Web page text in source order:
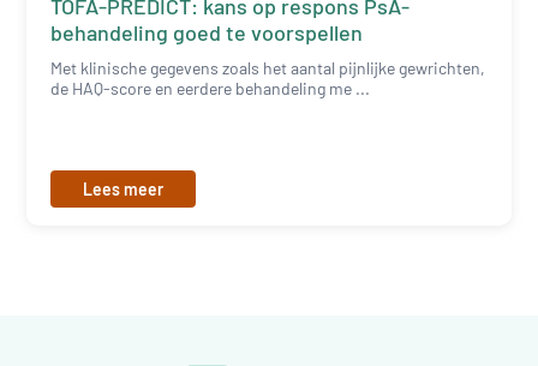
TOFA-PREDICT: kans op respons PsA-
behandeling goed te voorspellen
Met klinische gegevens zoals het aantal pijnlijke gewrichten,
de HAQ-score en eerdere behandeling me ...
Lees meer